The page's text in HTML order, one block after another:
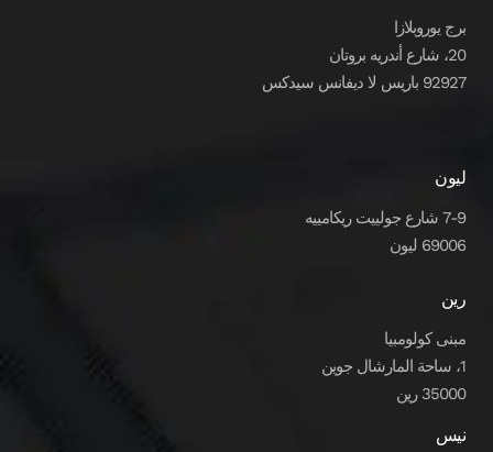
برج يوروبلازا
20، شارع أندريه بروتان
92927 باريس لا ديفانس سيدكس
ليون
7-9 شارع جولييت ريكامييه
69006 ليون
رين
مبنى كولومبيا
1، ساحة المارشال جوين
35000 رين
نيس